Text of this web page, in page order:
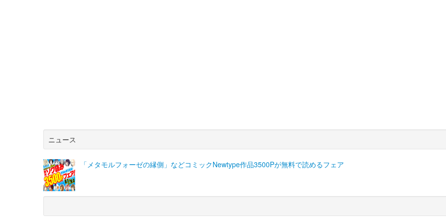
ニュース
「メタモルフォーゼの縁側」などコミックNewtype作品3500Pが無料で読めるフェア